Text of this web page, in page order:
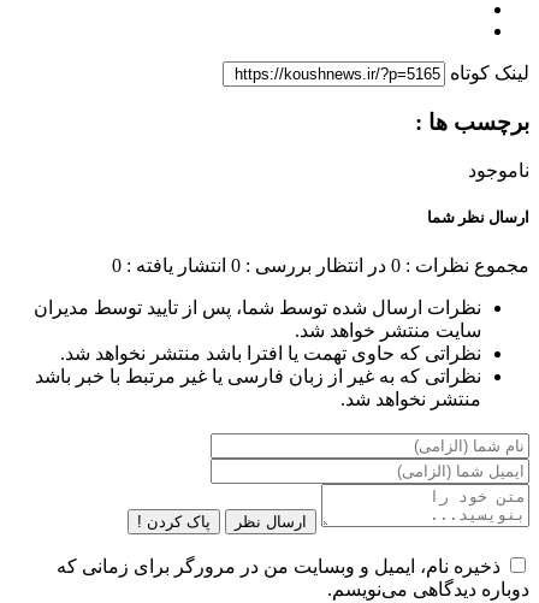
لینک کوتاه
برچسب ها :
ناموجود
ارسال نظر شما
مجموع نظرات : 0 در انتظار بررسی : 0 انتشار یافته : 0
نظرات ارسال شده توسط شما، پس از تایید توسط مدیران
سایت منتشر خواهد شد.
نظراتی که حاوی تهمت یا افترا باشد منتشر نخواهد شد.
نظراتی که به غیر از زبان فارسی یا غیر مرتبط با خبر باشد
منتشر نخواهد شد.
ارسال نظر پاک کردن !
ذخیره نام، ایمیل و وبسایت من در مرورگر برای زمانی که
دوباره دیدگاهی می‌نویسم.